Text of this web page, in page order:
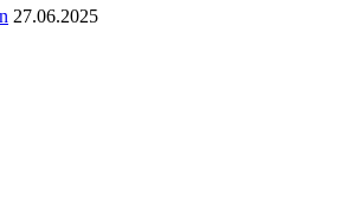
27.06.2025